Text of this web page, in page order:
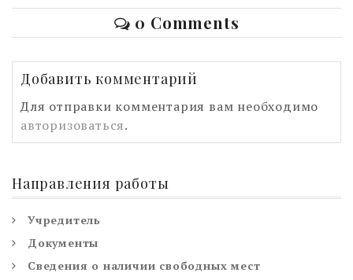
0 Comments
Добавить комментарий
Для отправки комментария вам необходимо
авторизоваться.
Направления работы
Учредитель
Документы
Сведения о наличии свободных мест